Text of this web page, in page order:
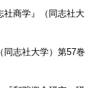
社商学』（同志社大
同志社大学）第57巻